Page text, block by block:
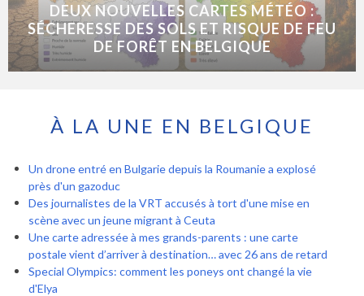
DEUX NOUVELLES CARTES MÉTÉO :
SÉCHERESSE DES SOLS ET RISQUE DE FEU
DE FORÊT EN BELGIQUE
À LA UNE EN BELGIQUE
Un drone entré en Bulgarie depuis la Roumanie a explosé
près d'un gazoduc
Des journalistes de la VRT accusés à tort d'une mise en
scène avec un jeune migrant à Ceuta
Une carte adressée à mes grands-parents : une carte
postale vient d’arriver à destination… avec 26 ans de retard
Special Olympics: comment les poneys ont changé la vie
d'Elya